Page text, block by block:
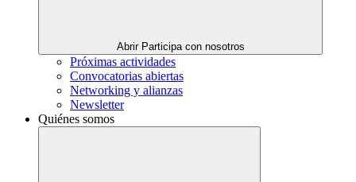
Abrir Participa con nosotros
Próximas actividades
Convocatorias abiertas
Networking y alianzas
Newsletter
Quiénes somos